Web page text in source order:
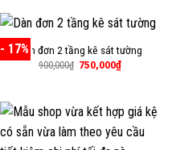
- 17%Dàn đơn 2 tầng kê sát tường
900,000₫ Giá
750,000₫Giá
750,000₫.